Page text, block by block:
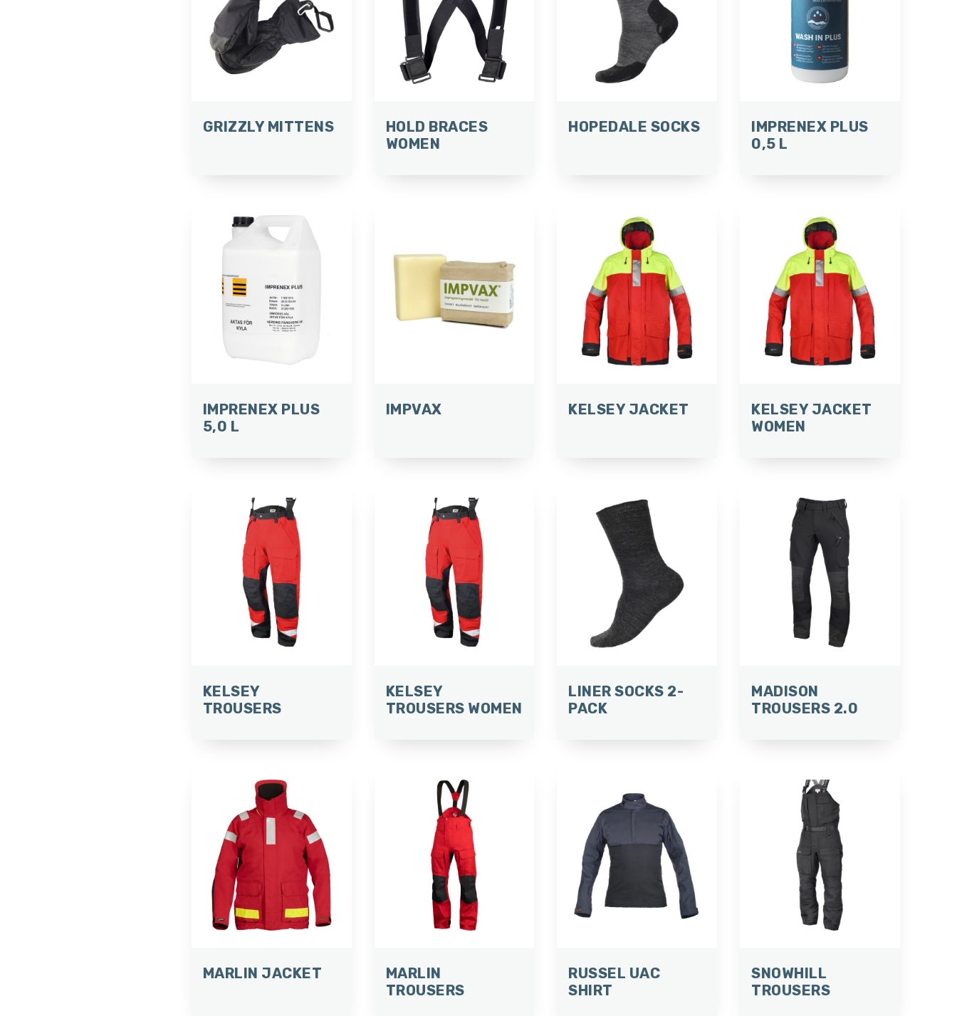
GRIZZLY MITTENS
HOLD BRACES
WOMEN
HOPEDALE SOCKS
IMPRENEX PLUS
0,5 L
IMPRENEX PLUS
5,0 L
IMPVAX KELSEY JACKET
KELSEY JACKET
WOMEN
KELSEY
TROUSERS
KELSEY
TROUSERS WOMEN
LINER SOCKS 2-
PACK
MADISON
TROUSERS 2.0
MARLIN JACKET
MARLIN
TROUSERS
RUSSEL UAC
SHIRT
SNOWHILL
TROUSERS